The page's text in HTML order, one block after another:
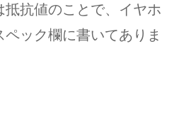
抵抗値のことで、イヤホ
ック欄に書いてありま